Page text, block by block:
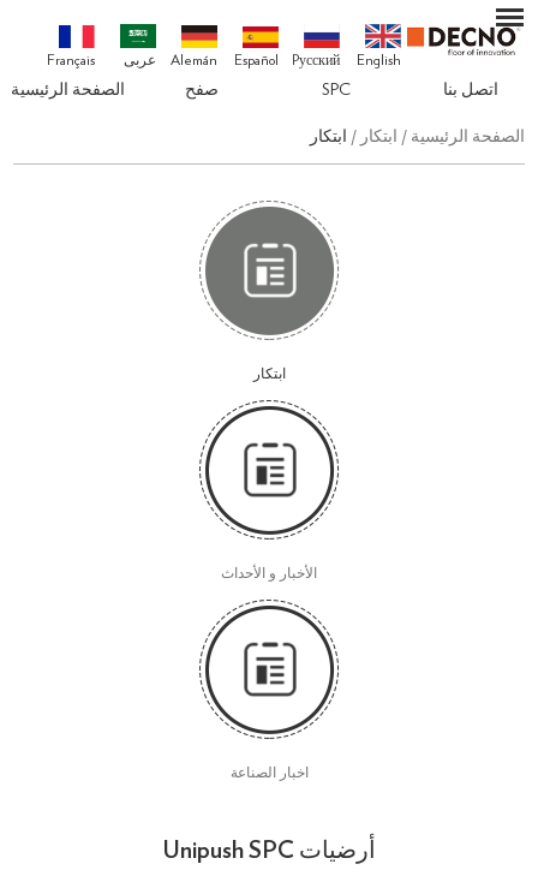
English
Pусский
Español
Alemán عربى Français
الصفحة الرئيسية صفح SPC اتصل بنا
الصفحة الرئيسية / ابتكار / ابتكار
ابتكار
الأخبار و الأحداث
اخبار الصناعة
أرضيات Unipush SPC